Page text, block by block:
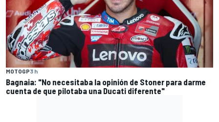
MOTOGP3 h
Bagnaia: "No necesitaba la opinión de Stoner para darme
cuenta de que pilotaba una Ducati diferente"